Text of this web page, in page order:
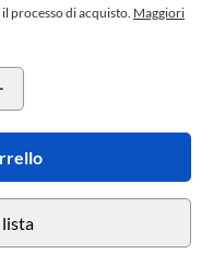
processo di acquisto. Maggiori
lista